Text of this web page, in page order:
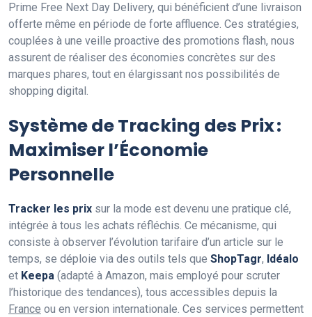
Prime Free Next Day Delivery, qui bénéficient d’une livraison
offerte même en période de forte affluence. Ces stratégies,
couplées à une veille proactive des promotions flash, nous
assurent de réaliser des économies concrètes sur des
marques phares, tout en élargissant nos possibilités de
shopping digital.
Système de Tracking des Prix :
Maximiser l’Économie
Personnelle
Tracker les prix sur la mode est devenu une pratique clé,
intégrée à tous les achats réfléchis. Ce mécanisme, qui
consiste à observer l’évolution tarifaire d’un article sur le
temps, se déploie via des outils tels que ShopTagr, Idéalo
et Keepa (adapté à Amazon, mais employé pour scruter
l’historique des tendances), tous accessibles depuis la
France ou en version internationale. Ces services permettent